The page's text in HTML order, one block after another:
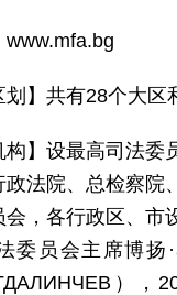
www.mfa.bg
划】共有28个大区
构】设最高司法委
法院、总检察院
会，各行政区、市
委员会主席博扬
），